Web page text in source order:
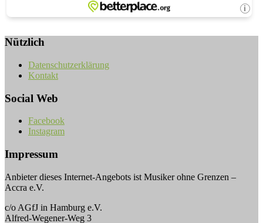
Nützlich
Datenschutzerklärung
Kontakt
Social Web
Facebook
Instagram
Impressum
Anbieter dieses Internet-Angebots ist Musiker ohne Grenzen –
Accra e.V.
c/o AGfJ in Hamburg e.V.
Alfred-Wegener-Weg 3